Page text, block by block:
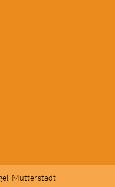
Mutterstadt